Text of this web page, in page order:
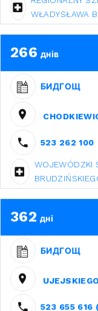
WŁADYSŁAWA
266 днів
БИДГОЩ
523 262 100
WOJEWÓDZKI
362 дні
БИДГОЩ
523 655 616